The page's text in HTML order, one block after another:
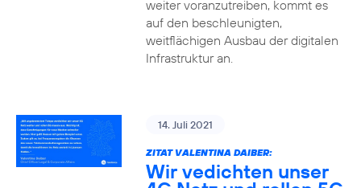
weiter voranzutreiben, kommt es
auf den beschleunigten,
weitflächigen Ausbau der digitalen
Infrastruktur an.
14. Juli 2021
ZITAT VALENTINA DAIBER:
Wir vedichten unser